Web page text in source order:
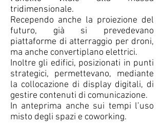
tridimensionale.
Recependo anche la proiezione del
futuro, già si prevedevano
piattaforme di atterraggio per droni,
ma anche convertiplano elettrici.
Inoltre gli edifici, posizionati in punti
strategici, permettevano, mediante
la collocazione di display digitali, di
gestire contenuti di comunicazione.
In anteprima anche sui tempi l’uso
misto degli spazi e coworking.